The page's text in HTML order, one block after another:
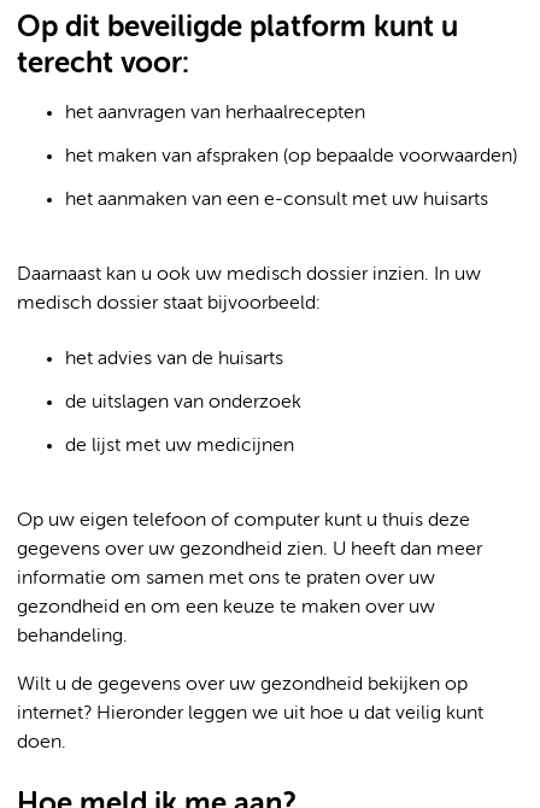
Op dit beveiligde platform kunt u
terecht voor:
het aanvragen van herhaalrecepten
het maken van afspraken (op bepaalde voorwaarden)
het aanmaken van een e-consult met uw huisarts
Daarnaast kan u ook uw medisch dossier inzien. In uw
medisch dossier staat bijvoorbeeld:
het advies van de huisarts
de uitslagen van onderzoek
de lijst met uw medicijnen
Op uw eigen telefoon of computer kunt u thuis deze
gegevens over uw gezondheid zien. U heeft dan meer
informatie om samen met ons te praten over uw
gezondheid en om een keuze te maken over uw
behandeling.
Wilt u de gegevens over uw gezondheid bekijken op
internet? Hieronder leggen we uit hoe u dat veilig kunt
doen.